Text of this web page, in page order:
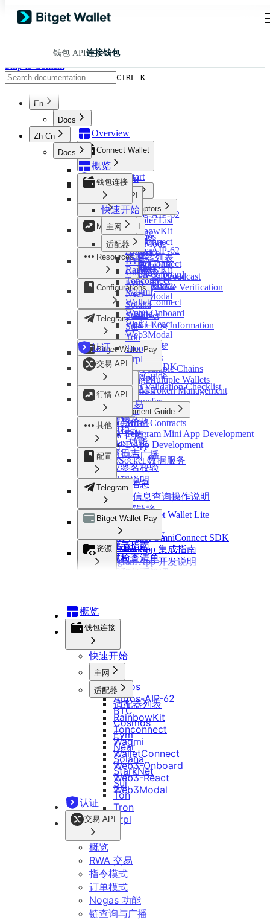
钱包 API连接钱包
Skip to Content
CTRL K
En
Docs
Overview
Connect Wallet
Quick Start
Mainnets
Aptos
Aptos-AIP-62
BTC
Cosmos
Evm
Near
Solana
StarkNet
Sui
Ton
Tron
Xrpl
Wallet Adaptors
Adapter List
RainbowKit
TonConnect
Wagmi
WalletConnect
Web3-Onboard
Web3-React
Web3Modal
Certification
Trading API
Overview
RWA Trading
Instruction Mode
Order Mode
Nogas Feature
Chain Query & Broadcast
Response Signature Verification
Error Codes
Markets API
Market & Price
RWA Market Data
Token
WebSocket Service
Resources
Change Logs
Configurations
Chain Config
Cross-Chain Log Information
Deeplink
Developer Tools
Link Parameters
Managing Multiple Chains
Connecting Multiple Wallets
Mainnet and Token Management
Invoke Transfer
Telegram
Bitget Wallet Lite
OmniConnect
OmniConnect SDK
Ton Mini App
Ton Web App
Bitget Wallet Pay
Developer Guide
Integration Validation Checklist
Resources
Development Guide
Smart Contracts
Telegram Mini App Development
DApp Development
Brand Kit
FAQ
Zh Cn
Docs
概览
钱包连接
快速开始
主网
Aptos
Aptos-AIP-62
BTC
Cosmos
Evm
Near
Solana
StarkNet
Sui
Ton
Tron
Xrpl
适配器
适配器列表
RainbowKit
Tonconnect
Wagmi
WalletConnect
Web3-Onboard
Web3-React
Web3Modal
认证
交易 API
概览
RWA 交易
指令模式
订单模式
Nogas 功能
链查询与广播
响应签名校验
错误码说明
行情 API
行情与价格
RWA 行情
代币
WebSocket 数据服务
其他
更新日志
配置
链配置信息
跨链log信息查询操作说明
Bitget 深链接
开发工具
Bitget 链接参数
多链 DApp
多钱包
主网和代币管理
Telegram
继续集成 Bitget Wallet Lite
OmniConnect
Bitget Wallet OmniConnect SDK
Ton Mini App 集成指南
Telegram App 开发说明
Bitget Wallet Pay
开发者指南
集成检查清单
资源
概览
钱包连接
快速开始
主网
Aptos
Aptos-AIP-62
BTC
Cosmos
Evm
Near
Solana
StarkNet
Sui
Ton
Tron
Xrpl
适配器
适配器列表
RainbowKit
Tonconnect
Wagmi
WalletConnect
Web3-Onboard
Web3-React
Web3Modal
认证
交易 API
概览
RWA 交易
指令模式
订单模式
Nogas 功能
链查询与广播